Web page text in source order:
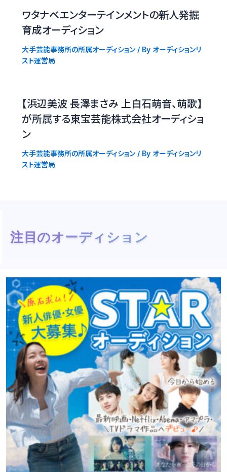
ワタナベエンターテインメントの新人発掘
育成オーディション
大手芸能事務所の所属オーディション/ By オーディションリ
スト運営局
【浜辺美波 長澤まさみ 上白石萌音、萌歌】
が所属する東宝芸能株式会社オーディショ
ン
大手芸能事務所の所属オーディション/ By オーディションリ
スト運営局
注目のオーディション